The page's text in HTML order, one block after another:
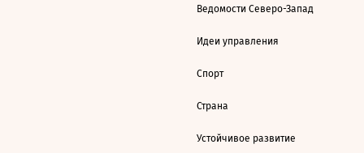
Ведомости Северо-Запад
Идеи управления
Спорт
Страна
Устойчивое развитие